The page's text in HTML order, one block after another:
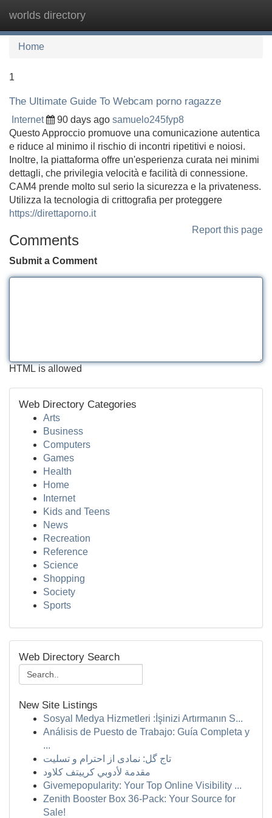
worlds directory
Home
1
The Ultimate Guide To Webcam porno ragazze
Internet 90 days ago samuelo245fyp8
Questo Approccio promuove una comunicazione autentica
e riduce al minimo il rischio di incontri ripetitivi e noiosi.
Inoltre, la piattaforma offre un'esperienza curata nei minimi
dettagli, che privilegia velocità e facilità di connessione.
CAM4 prende molto sul serio la sicurezza e la privateness.
Utilizza la tecnologia di crittografia per proteggere
https://direttaporno.it
Report this page
Comments
Submit a Comment
HTML is allowed
Web Directory Categories
Arts
Business
Computers
Games
Health
Home
Internet
Kids and Teens
News
Recreation
Reference
Science
Shopping
Society
Sports
Web Directory Search
New Site Listings
Sosyal Medya Hizmetleri :İşinizi Artırmanın S...
Análisis de Puesto de Trabajo: Guía Completa y
...
تاج گل: نمادی از احترام و تسلیت
مقدمة لأدوبي كرييتف كلاود
Givemepopularity: Your Top Online Visibility ...
Zenith Booster Box 36-Pack: Your Source for
Sale!